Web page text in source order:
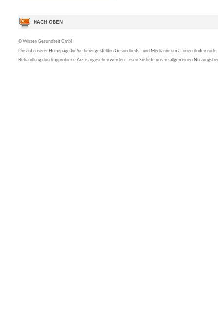
© Wissen Gesundheit GmbH
Die auf unserer Homepage für Sie bereitgestellten Gesundheits– und Medizininformationen dürfen nicht
Behandlung durch approbierte Ärzte angesehen werden. Lesen Sie bitte unsere allgemeinen